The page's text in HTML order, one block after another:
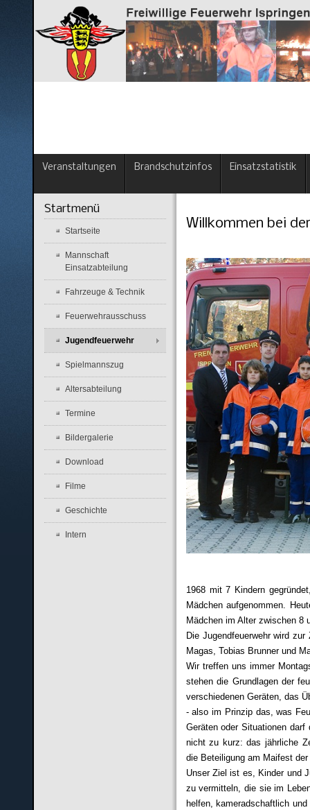
Veranstaltungen Brandschutzinfos Einsatzstatistik
Willkommen bei
1968 mit 7 Kindern
Mädchen aufgenommen.
Mädchen im Alter zwischen 8
Die Jugendfeuerwehr wird
Magas, Tobias Brunner und
Wir treffen uns immer
stehen die Grundlagen der
verschiedenen Geräten, das
- also im Prinzip das, was
Geräten oder Situationen
nicht zu kurz: das jährliche
die Beteiligung am Maifest
Unser Ziel ist es, Kinder und
zu vermitteln, die sie im
helfen, kameradschaftlich
Startmenü
Startseite
Mannschaft
Einsatzabteilung
Fahrzeuge & Technik
Feuerwehrausschuss
Jugendfeuerwehr
Spielmannszug
Altersabteilung
Termine
Bildergalerie
Download
Filme
Geschichte
Intern